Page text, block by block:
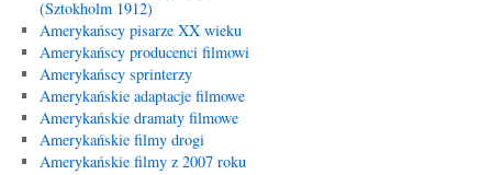
(Sztokholm 1912)
Amerykańscy pisarze XX wieku
Amerykańscy producenci filmowi
Amerykańscy sprinterzy
Amerykańskie adaptacje filmowe
Amerykańskie dramaty filmowe
Amerykańskie filmy drogi
Amerykańskie filmy z 2007 roku